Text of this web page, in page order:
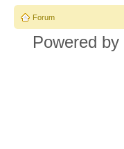
Forum
Powered by